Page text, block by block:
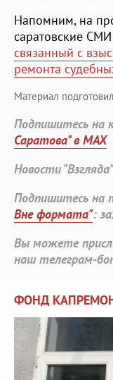
Напомним, на
саратовские
связанный с
ремонта
Материал подготовил
Подпишитесь на
Саратова" в MAX
Новости
Подпишитесь на
Вне формата":
Вы можете
наш телеграм-
ФОНД